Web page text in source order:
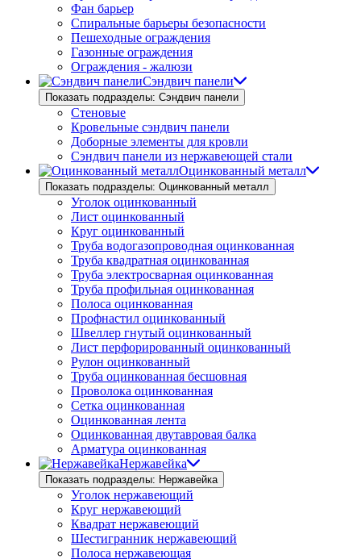
Фан барьер
Спиральные барьеры безопасности
Пешеходные ограждения
Газонные ограждения
Ограждения - жалюзи
Сэндвич панели
Показать подразделы: Сэндвич панели
Стеновые
Кровельные сэндвич панели
Доборные элементы для кровли
Сэндвич панели из нержавеющей стали
Оцинкованный металл
Показать подразделы: Оцинкованный металл
Уголок оцинкованный
Лист оцинкованный
Круг оцинкованный
Труба водогазопроводная оцинкованная
Труба квадратная оцинкованная
Труба электросварная оцинкованная
Труба профильная оцинкованная
Полоса оцинкованная
Профнастил оцинкованный
Швеллер гнутый оцинкованный
Лист перфорированный оцинкованный
Рулон оцинкованный
Труба оцинкованная бесшовная
Проволока оцинкованная
Сетка оцинкованная
Оцинкованная лента
Оцинкованная двутавровая балка
Арматура оцинкованная
Нержавейка
Показать подразделы: Нержавейка
Уголок нержавеющий
Круг нержавеющий
Квадрат нержавеющий
Шестигранник нержавеющий
Полоса нержавеющая